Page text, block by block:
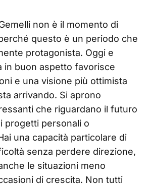
non è il momento di
questo è un periodo che
protagonista. Oggi e
in buon aspetto favorisce
e una visione più ottimista
arrivando. Si aprono
che riguardano il futuro
progetti personali o
una capacità particolare di
senza perdere direzione,
le situazioni meno
di crescita. Non tutti